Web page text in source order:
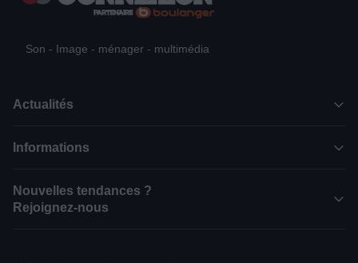
Son - Image - ménager - multimédia
Actualités
Informations
Nouvelles tendances ?
Rejoignez-nous